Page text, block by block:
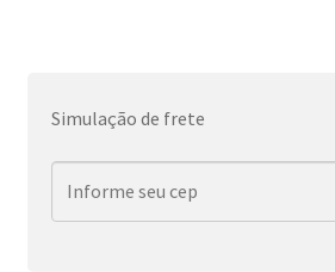
Simulação de frete